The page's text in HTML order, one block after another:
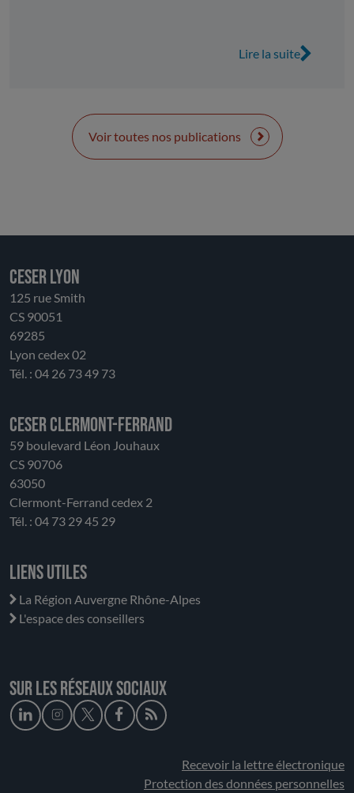
les défis persistants, ainsi que les conditions de
de questions évaluatives, cette contribution propose
également des pistes d’amélioration visant la
troisième phase du dispositif. Il s’agit notamment de
Lire la suite
Voir toutes nos publications
CESER LYON
125 rue Smith
CS 90051
69285
Lyon cedex 02
Tél. : 04 26 73 49 73
CESER Clermont-Ferrand
59 boulevard Léon Jouhaux
CS 90706
63050
Clermont-Ferrand cedex 2
Tél. : 04 73 29 45 29
Liens utiles
La Région Auvergne Rhône-Alpes
L'espace des conseillers
Sur les réseaux sociaux
Recevoir la lettre électronique
Protection des données personnelles